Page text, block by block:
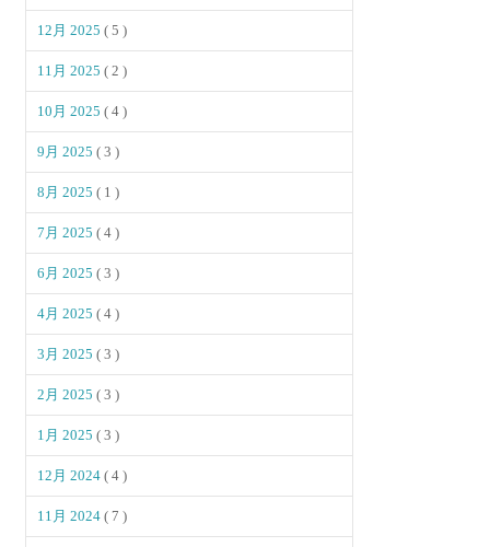
12月 2025( 5 )
11月 2025( 2 )
10月 2025( 4 )
9月 2025( 3 )
8月 2025( 1 )
7月 2025( 4 )
6月 2025( 3 )
4月 2025( 4 )
3月 2025( 3 )
2月 2025( 3 )
1月 2025( 3 )
12月 2024( 4 )
11月 2024( 7 )